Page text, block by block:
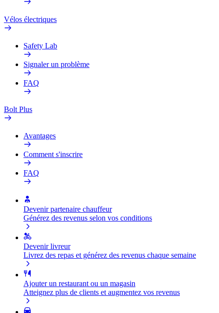
Vélos électriques
Safety Lab
Signaler un problème
FAQ
Bolt Plus
Avantages
Comment s'inscrire
FAQ
Devenir partenaire chauffeur
Générez des revenus selon vos conditions
Devenir livreur
Livrez des repas et générez des revenus chaque semaine
Ajouter un restaurant ou un magasin
Atteignez plus de clients et augmentez vos revenus